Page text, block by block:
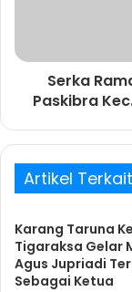
Serka
Paskibra
Artikel Terkait
Karang Taruna
Tigaraksa Gelar
Agus Jupriadi
Sebagai Ketua